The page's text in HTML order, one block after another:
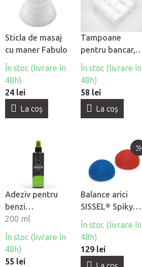
Sticla de masaj
cu maner Fabulo
În stoc (livrare în
48h)
24 lei
La coş
Tampoane
pentru bancar,
450 buc
În stoc (livrare în
48h)
58 lei
La coş
Adeziv pentru
benzi
kinesiologice
Fasciq® Pre-
Tape Adhesive
Spray
200 ml
În stoc (livrare în
48h)
55 lei
Balance arici
SISSEL® Spiky
Dome, 2 buc
În stoc (livrare în
48h)
129 lei